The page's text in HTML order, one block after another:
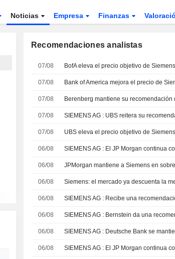
Noticias Empresa Finanzas
Recomendaciones analistas
07/08
07/08
07/08
07/08 SIEMENS AG : UBS reitera su
07/08
06/08 SIEMENS AG : El JP Morgan continua
06/08
06/08
06/08 SIEMENS AG : Recibe una
06/08 SIEMENS AG : Bernstein da una
06/08 SIEMENS AG : Deutsche Bank se
06/08 SIEMENS AG : El JP Morgan continua